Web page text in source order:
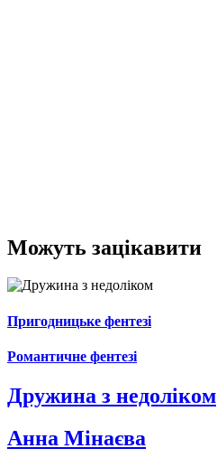
Можуть зацікавити
Пригодницьке фентезі
Романтичне фентезі
Дружина з недоліком
Анна Мінаєва